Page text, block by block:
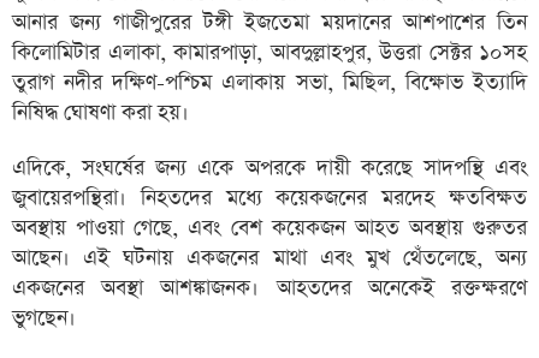
আনার জন্য গাজীপুরের টঙ্গী ইজতেমা ময়দানের আশপাশের তিন
কিলোমিটার এলাকা, কামারপাড়া, আবদুল্লাহপুর, উত্তরা সেক্টর ১০সহ
তুরাগ নদীর দক্ষিণ-পশ্চিম এলাকায় সভা, মিছিল, বিক্ষোভ ইত্যাদি
নিষিদ্ধ ঘোষণা করা হয়।
এদিকে, সংঘর্ষের জন্য একে অপরকে দায়ী করেছে সাদপন্থি এবং
জুবায়েরপন্থিরা। নিহতদের মধ্যে কয়েকজনের মরদেহ ক্ষতবিক্ষত
অবস্থায় পাওয়া গেছে, এবং বেশ কয়েকজন আহত অবস্থায় গুরুতর
আছেন। এই ঘটনায় একজনের মাথা এবং মুখ থেঁতলেছে, অন্য
একজনের অবস্থা আশঙ্কাজনক। আহতদের অনেকেই রক্তক্ষরণে
ভুগছেন।